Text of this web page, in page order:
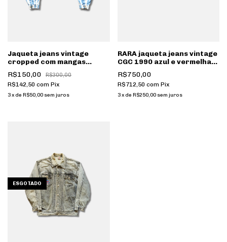
Jaqueta jeans vintage
cropped com mangas
listradas [195]
R$150,00 R$300,00
R$142,50 com Pix
3x de R$50,00 sem juros
RARA jaqueta jeans vintage
CGC 1990 azul e vermelha
by Vide Bula custom 1 de 1
[121]
R$750,00
R$712,50 com Pix
3 x de R$250,00 sem juros
ESGOTADO